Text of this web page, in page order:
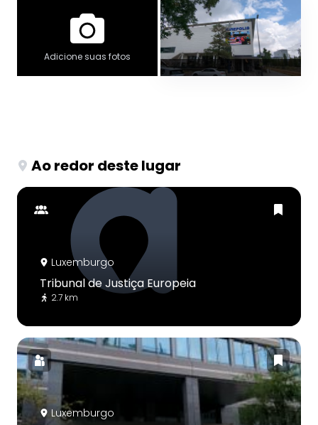
Adicione suas fotos
Ao redor deste lugar
Luxemburgo
Tribunal de Justiça Europeia
2.7 km
Luxemburgo